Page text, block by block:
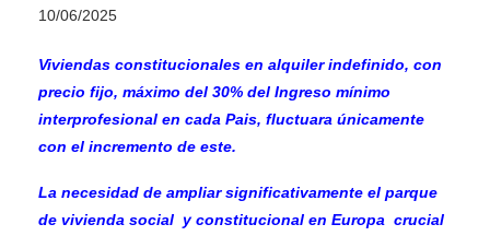
10/06/2025
Viviendas constitucionales en alquiler indefinido, con
precio fijo, máximo del 30% del Ingreso mínimo
interprofesional en cada Pais, fluctuara únicamente
con el incremento de este.
La necesidad de ampliar significativamente el parque
de vivienda social y constitucional en Europa crucial